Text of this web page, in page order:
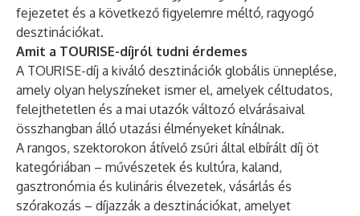
fejezetet és a következő figyelemre méltó, ragyogó
desztinációkat.
Amit a TOURISE-díjról tudni érdemes
A TOURISE-díj a kiváló desztinációk globális ünneplése,
amely olyan helyszíneket ismer el, amelyek céltudatos,
felejthetetlen és a mai utazók változó elvárásaival
összhangban álló utazási élményeket kínálnak.
A rangos, szektorokon átívelő zsűri által elbírált díj öt
kategóriában – művészetek és kultúra, kaland,
gasztronómia és kulináris élvezetek, vásárlás és
szórakozás – díjazzák a desztinációkat, amelyet